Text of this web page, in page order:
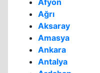
Afyon
Ağrı
Aksaray
Amasya
Ankara
Antalya